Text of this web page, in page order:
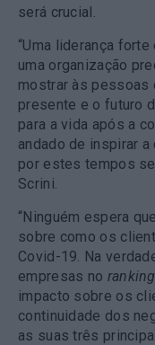
será crucial.
“Uma liderança
uma organização
mostrar às pessoas
presente e o futuro
para a vida após a
andado de inspirar
por estes tempos
Scrini.
“Ninguém espera
sobre como os
Covid-19. Na
empresas no ranking
impacto sobre os
continuidade dos
as suas três